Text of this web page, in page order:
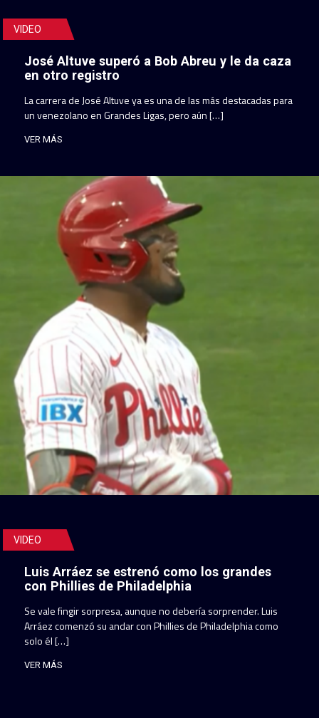
VIDEO
José Altuve superó a Bob Abreu y le da caza
en otro registro
La carrera de José Altuve ya es una de las más destacadas para
un venezolano en Grandes Ligas, pero aún […]
VER MÁS
VIDEO
Luis Arráez se estrenó como los grandes
con Phillies de Philadelphia
Se vale fingir sorpresa, aunque no debería sorprender. Luis
Arráez comenzó su andar con Phillies de Philadelphia como
solo él […]
VER MÁS